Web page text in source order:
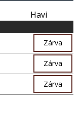
Havi
Zárva
Zárva
Zárva